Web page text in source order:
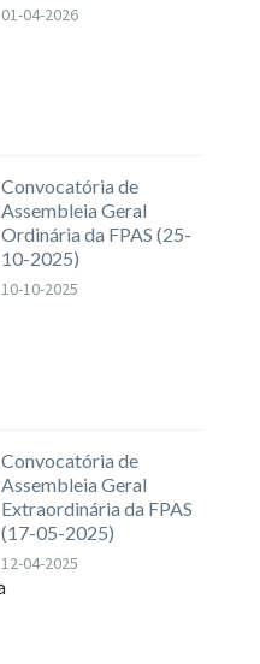
01-04-2026
Convocatória de
Assembleia Geral
Ordinária da FPAS (25-
10-2025)
10-10-2025
Convocatória de
Assembleia Geral
Extraordinária da FPAS
(17-05-2025)
12-04-2025